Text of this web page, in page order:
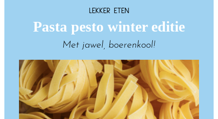
LEKKER ETEN
Pasta pesto winter editie
Met jawel, boerenkool!